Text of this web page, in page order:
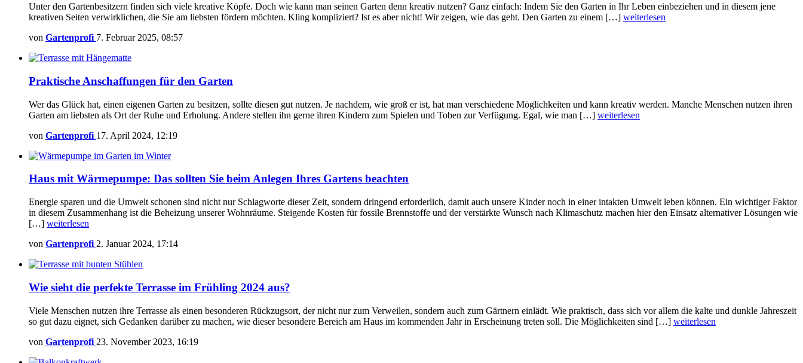
Unter den Gartenbesitzern finden sich viele kreative Köpfe. Doch wie kann man seinen Garten denn kreativ nutzen? Ganz einfach: Indem Sie den Garten in Ihr Leben einbeziehen und in diesem jene
kreativen Seiten verwirklichen, die Sie am liebsten fördern möchten. Kling kompliziert? Ist es aber nicht! Wir zeigen, wie das geht. Den Garten zu einem […] weiterlesen
von Gartenprofi 7. Februar 2025, 08:57
Praktische Anschaffungen für den Garten
Wer das Glück hat, einen eigenen Garten zu besitzen, sollte diesen gut nutzen. Je nachdem, wie groß er ist, hat man verschiedene Möglichkeiten und kann kreativ werden. Manche Menschen nutzen ihren
Garten am liebsten als Ort der Ruhe und Erholung. Andere stellen ihn gerne ihren Kindern zum Spielen und Toben zur Verfügung. Egal, wie man […] weiterlesen
von Gartenprofi 17. April 2024, 12:19
Haus mit Wärmepumpe: Das sollten Sie beim Anlegen Ihres Gartens beachten
Energie sparen und die Umwelt schonen sind nicht nur Schlagworte dieser Zeit, sondern dringend erforderlich, damit auch unsere Kinder noch in einer intakten Umwelt leben können. Ein wichtiger Faktor
in diesem Zusammenhang ist die Beheizung unserer Wohnräume. Steigende Kosten für fossile Brennstoffe und der verstärkte Wunsch nach Klimaschutz machen hier den Einsatz alternativer Lösungen wie
[…] weiterlesen
von Gartenprofi 2. Januar 2024, 17:14
Wie sieht die perfekte Terrasse im Frühling 2024 aus?
Viele Menschen nutzen ihre Terrasse als einen besonderen Rückzugsort, der nicht nur zum Verweilen, sondern auch zum Gärtnern einlädt. Wie praktisch, dass sich vor allem die kalte und dunkle Jahreszeit
so gut dazu eignet, sich Gedanken darüber zu machen, wie dieser besondere Bereich am Haus im kommenden Jahr in Erscheinung treten soll. Die Möglichkeiten sind […] weiterlesen
von Gartenprofi 23. November 2023, 16:19